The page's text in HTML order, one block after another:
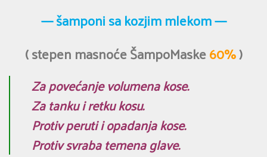
—– šamponi sa kozjim mlekom —–
( stepen masnoće ŠampoMaske60%)
Za povećanje volumena kose.
Za tanku i retku kosu.
Protiv peruti i opadanja kose.
Protiv svraba temena glave.